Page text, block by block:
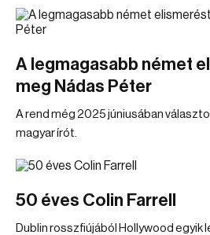
A legmagasabb német
meg Nádas Péter
A rend még 2025 júniusában
magyar írót.
50 éves Colin Farrell
Dublin rosszfiújából Hollywood egyik